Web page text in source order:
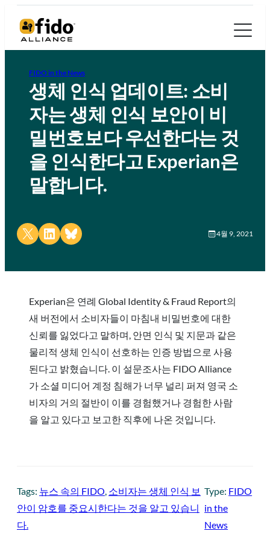
FIDO in the News
생체 인식 업데이트: 소비
자는 생체 인식 보안이 비
밀번호보다 우선한다는 것
을 인식한다고 Experian은
말합니다.
Share on X Share on LinkedIn
Share on Bluesky 4월 9, 2021
Experian은 연례 Global Identity & Fraud Report의
새 버전에서 소비자들이 마침내 비밀번호에 대한
신뢰를 잃었다고 말하며, 안면 인식 및 지문과 같은
물리적 생체 인식이 선호하는 인증 방법으로 사용
된다고 밝혔습니다. 이 설문조사는 FIDO Alliance
가 소셜 미디어 계정 침해가 너무 널리 퍼져 영국 소
비자의 거의 절반이 이를 경험했거나 경험한 사람
을 알고 있다고 보고한 직후에 나온 것입니다.
Tags: 뉴스 속의 FIDO 소비자는 생체 인식 보
안이 암호를 중요시한다는 것을 알고 있습니
다.
Type: FIDO
in the
News